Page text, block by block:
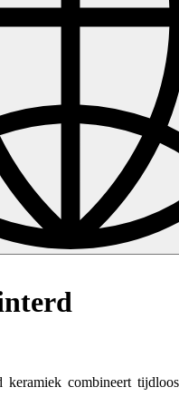
keramiek combineert tijdloos